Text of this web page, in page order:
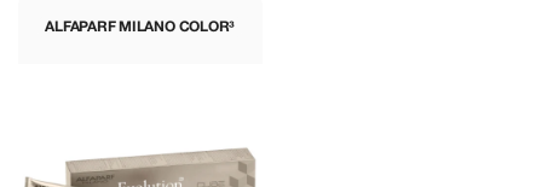
ALFAPARF MILANO COLOR³